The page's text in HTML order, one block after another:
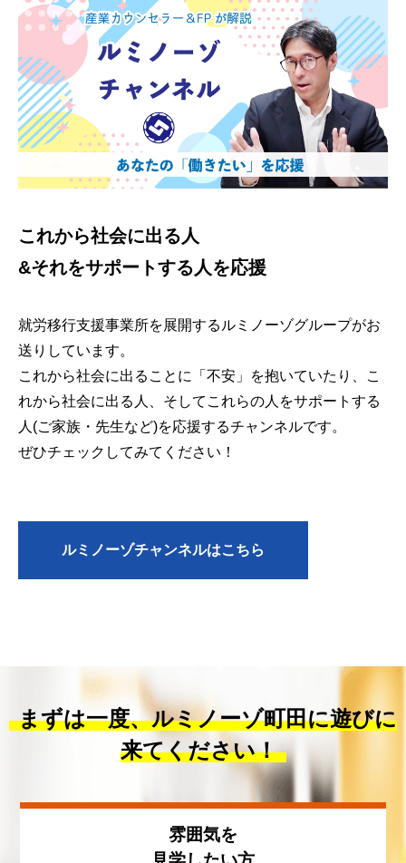
これから社会に出る人
&それをサポートする人を応援
就労移行支援事業所を展開するルミノーゾグループがお
送りしています。
これから社会に出ることに「不安」を抱いていたり、こ
れから社会に出る人、そしてこれらの人をサポートする
人(ご家族・先生など)を応援するチャンネルです。
ぜひチェックしてみてください！
ルミノーゾチャンネルはこちら
まずは一度、ルミノーゾ町田に遊びに
来てください！
雰囲気を